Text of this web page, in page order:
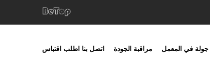
جولة في المعمل مراقبة الجودة اتصل بنا اطلب اقتباس